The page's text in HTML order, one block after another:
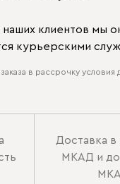
клиентов мы
курьерскими
в рассрочку условия
Доставка в
МКАД и до